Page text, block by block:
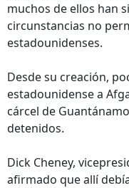
muchos de ellos han
circunstancias no
estadounidenses.
Desde su creación,
estadounidense a
cárcel de
detenidos.
Dick Cheney,
afirmado que allí